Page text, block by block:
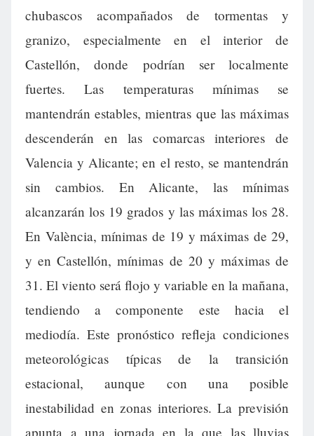
chubascos acompañados de tormentas y
granizo, especialmente en el interior de
Castellón, donde podrían ser localmente
fuertes. Las temperaturas mínimas se
mantendrán estables, mientras que las máximas
descenderán en las comarcas interiores de
Valencia y Alicante; en el resto, se mantendrán
sin cambios. En Alicante, las mínimas
alcanzarán los 19 grados y las máximas los 28.
En València, mínimas de 19 y máximas de 29,
y en Castellón, mínimas de 20 y máximas de
31. El viento será flojo y variable en la mañana,
tendiendo a componente este hacia el
mediodía. Este pronóstico refleja condiciones
meteorológicas típicas de la transición
estacional, aunque con una posible
inestabilidad en zonas interiores. La previsión
apunta a una jornada en la que las lluvias